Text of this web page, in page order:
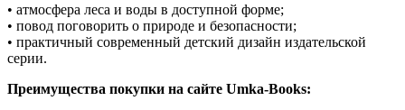
• атмосфера леса и воды в доступной форме;
• повод поговорить о природе и безопасности;
• практичный современный детский дизайн издательской
серии.
Преимущества покупки на сайте Umka-Books: